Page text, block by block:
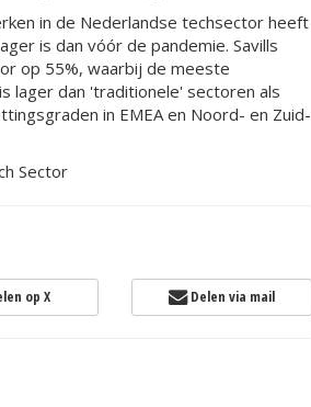
in de Nederlandse techsector heeft
is dan vóór de pandemie. Savills
op 55%, waarbij de meeste
lager dan 'traditionele' sectoren als
in EMEA en Noord- en Zuid-
Sector
op X Delen via mail